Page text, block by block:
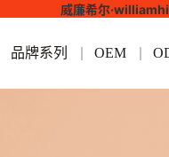
威廉希尔
品牌系列 OEM